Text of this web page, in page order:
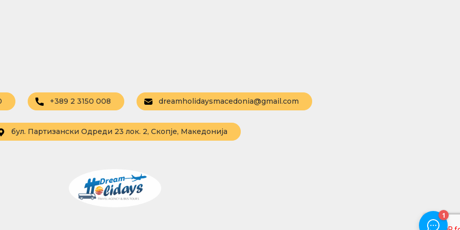
+389 2 3150 008 dreamholidaysmacedonia@gmail.com
бул. Партизански Одреди 23 лок. 2, Скопје, Македонија